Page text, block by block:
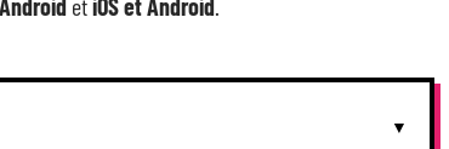
Android etiOS et Android.